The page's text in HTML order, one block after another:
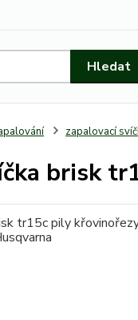
Hledat
zapalovací
brisk